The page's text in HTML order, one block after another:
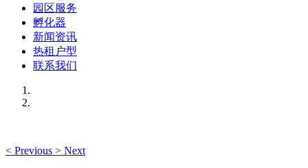
园区服务
孵化器
新闻资讯
热租户型
联系我们
< Previous > Next